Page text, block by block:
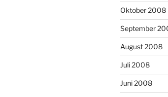
Oktober 2008
September
August 2008
Juli 2008
Juni 2008